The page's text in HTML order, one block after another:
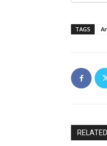
TAGS